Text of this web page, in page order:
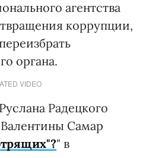
агентства
коррупции,
органа.
VIDEO
Радецкого
Самар
" в